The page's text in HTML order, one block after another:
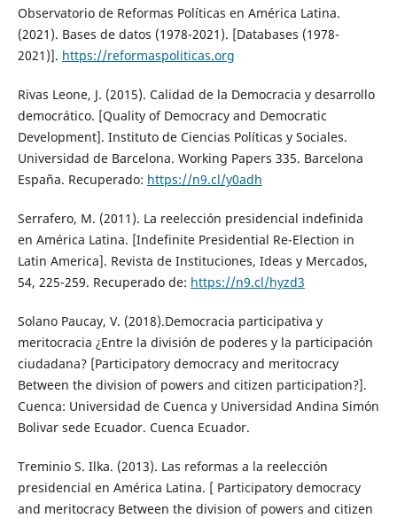
Observatorio de Reformas Políticas en América Latina.
(2021). Bases de datos (1978-2021). [Databases (1978-
2021)]. https://reformaspoliticas.org
Rivas Leone, J. (2015). Calidad de la Democracia y desarrollo
democrático. [Quality of Democracy and Democratic
Development]. Instituto de Ciencias Políticas y Sociales.
Universidad de Barcelona. Working Papers 335. Barcelona
España. Recuperado: https://n9.cl/y0adh
Serrafero, M. (2011). La reelección presidencial indefinida
en América Latina. [Indefinite Presidential Re-Election in
Latin America]. Revista de Instituciones, Ideas y Mercados,
54, 225-259. Recuperado de: https://n9.cl/hyzd3
Solano Paucay, V. (2018).Democracia participativa y
meritocracia ¿Entre la división de poderes y la participación
ciudadana? [Participatory democracy and meritocracy
Between the division of powers and citizen participation?].
Cuenca: Universidad de Cuenca y Universidad Andina Simón
Bolivar sede Ecuador. Cuenca Ecuador.
Treminio S. Ilka. (2013). Las reformas a la reelección
presidencial en América Latina. [ Participatory democracy
and meritocracy Between the division of powers and citizen